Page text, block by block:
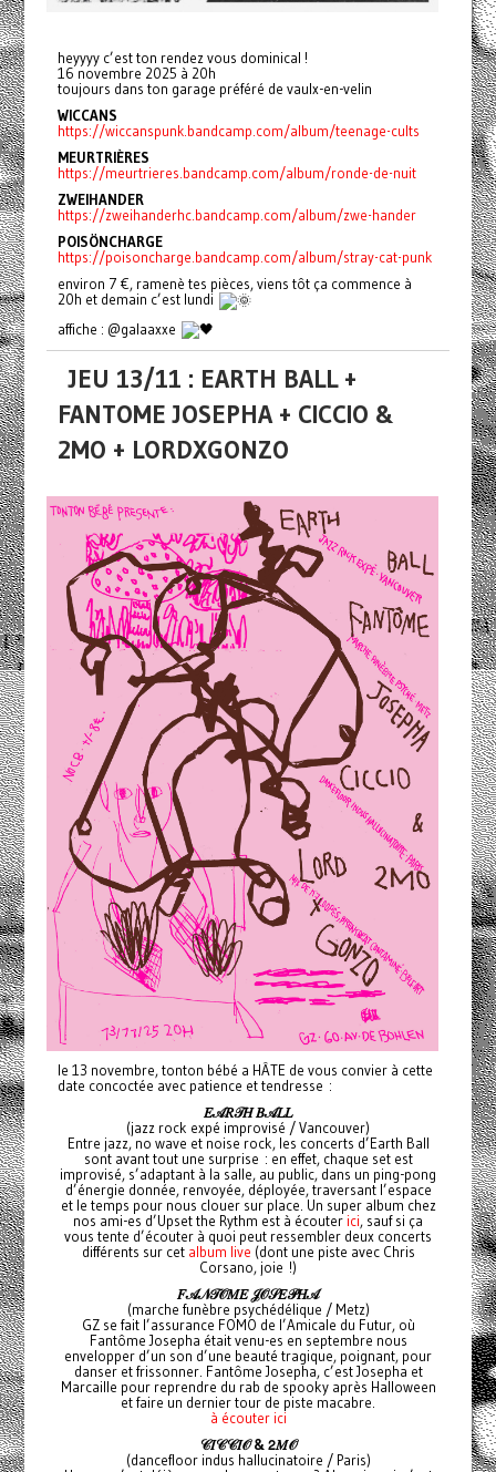
heyyyy c’est ton rendez vous dominical !
16 novembre 2025 à 20h
toujours dans ton garage préféré de vaulx-en-velin
WICCANS
https://wiccanspunk.bandcamp.com/album/teenage-cults
MEURTRIÈRES
https://meurtrieres.bandcamp.com/album/ronde-de-nuit
ZWEIHANDER
https://zweihanderhc.bandcamp.com/album/zwe-hander
POISÖNCHARGE
https://poisoncharge.bandcamp.com/album/stray-cat-punk
environ 7 €, ramenè tes pièces, viens tôt ça commence à
20h et demain c’est lundi
affiche : @galaaxxe
JEU 13/11 : EARTH BALL +
FANTOME JOSEPHA + CICCIO &
2MO + LORDXGONZO
le 13 novembre, tonton bébé a HÂTE de vous convier à cette
date concoctée avec patience et tendresse :
𝐸𝒜𝑅𝒯𝐻𝐵𝒜𝐿𝐿
(jazz rock expé improvisé / Vancouver)
Entre jazz, no wave et noise rock, les concerts d’Earth Ball
sont avant tout une surprise : en effet, chaque set est
improvisé, s’adaptant à la salle, au public, dans un ping-pong
d’énergie donnée, renvoyée, déployée, traversant l’espace
et le temps pour nous clouer sur place. Un super album chez
nos ami-es d’Upset the Rythm est à écouter ici, sauf si ça
vous tente d’écouter à quoi peut ressembler deux concerts
différents sur cet album live (dont une piste avec Chris
Corsano, joie !)
𝐹𝒜𝒩𝒯𝒪𝑀𝐸𝒥𝒪𝒮𝐸𝒫𝐻𝒜
(marche funèbre psychédélique / Metz)
GZ se fait l’assurance FOMO de l’Amicale du Futur, où
Fantôme Josepha était venu-es en septembre nous
envelopper d’un son d’une beauté tragique, poignant, pour
danser et frissonner. Fantôme Josepha, c’est Josepha et
Marcaille pour reprendre du rab de spooky après Halloween
et faire un dernier tour de piste macabre.
à écouter ici
𝒞𝐼𝒞𝒞𝐼𝒪 &𝟤𝑀𝒪
(dancefloor indus hallucinatoire / Paris)